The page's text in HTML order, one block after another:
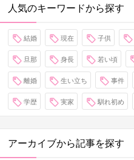
人気のキーワードから探す
結婚 現在 子供
旦那 身長 若い頃
離婚 生い立ち 事件
学歴 実家 馴れ初め
アーカイブから記事を探す